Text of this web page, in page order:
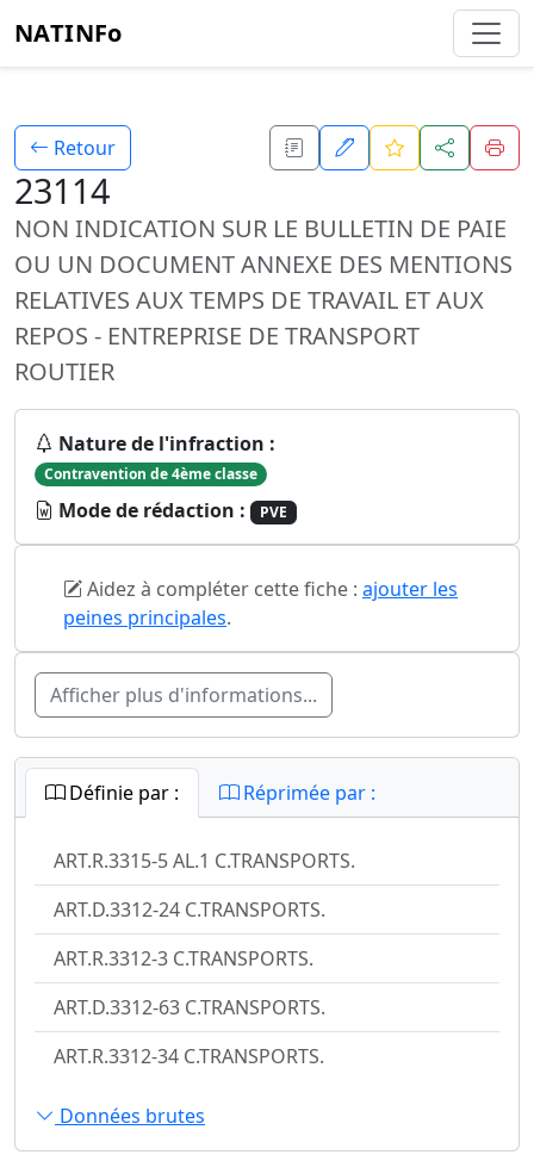
NATINFo
Retour
23114
NON INDICATION SUR LE BULLETIN DE PAIE
OU UN DOCUMENT ANNEXE DES MENTIONS
RELATIVES AUX TEMPS DE TRAVAIL ET AUX
REPOS - ENTREPRISE DE TRANSPORT
ROUTIER
Nature de l'infraction :
Contravention de 4ème classe
Mode de rédaction : PVE
Aidez à compléter cette fiche : ajouter les
peines principales.
Afficher plus d'informations...
Définie par : Réprimée par :
ART.R.3315-5 AL.1 C.TRANSPORTS.
ART.D.3312-24 C.TRANSPORTS.
ART.R.3312-3 C.TRANSPORTS.
ART.D.3312-63 C.TRANSPORTS.
ART.R.3312-34 C.TRANSPORTS.
Données brutes